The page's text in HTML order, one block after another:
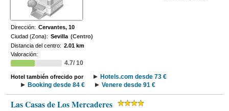
Dirección: Cervantes, 10
Ciudad (Zona): Sevilla (Centro)
Distancia del centro: 2.01 km
Valoración:
4.7/ 10
Hotel también ofrecido por
Hotels.com desde 73 €
Booking desde 84 €
Venere desde 91 €
Las Casas de Los Mercaderes